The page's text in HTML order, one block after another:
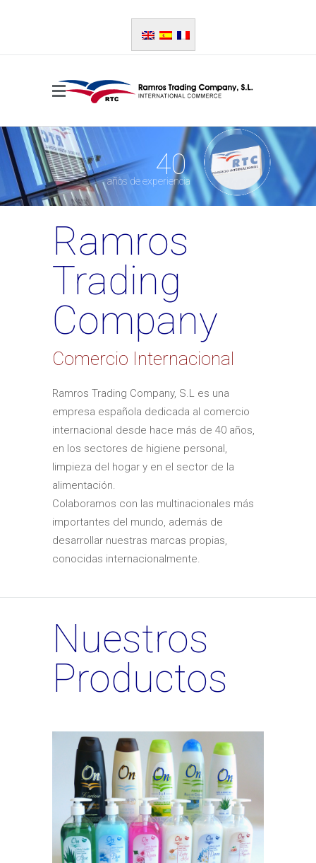
40
años de experiencia
Ramros
Trading
Company
Comercio Internacional
Ramros Trading Company, S.L es una
empresa española dedicada al comercio
internacional desde hace más de 40 años,
en los sectores de higiene personal,
limpieza del hogar y en el sector de la
alimentación.
Colaboramos con las multinacionales más
importantes del mundo, además de
desarrollar nuestras marcas propias,
conocidas internacionalmente.
Nuestros
Productos